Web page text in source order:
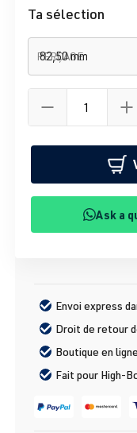
Ta sélection
PERÇAGE
Ask a
Envoi express
Droit de retour
Boutique en
Fait pour High-